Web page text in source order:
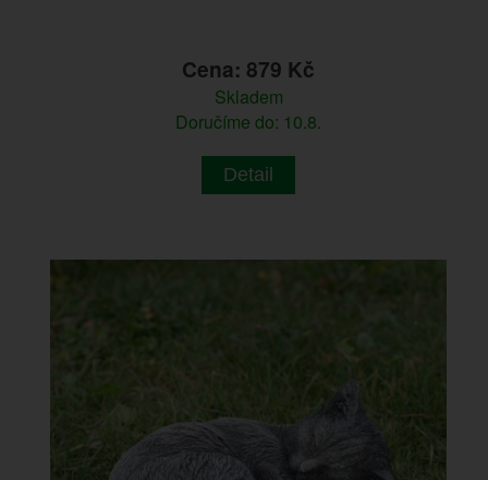
Cena: 879 Kč
Skladem
Doručíme do: 10.8.
Detail